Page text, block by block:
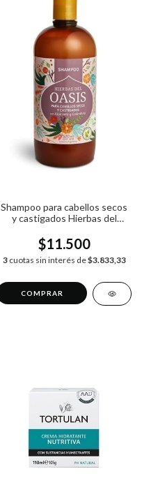
Shampoo para cabellos secos
y castigados Hierbas del
$11.500
3 cuotas sin interés de$3.833,33